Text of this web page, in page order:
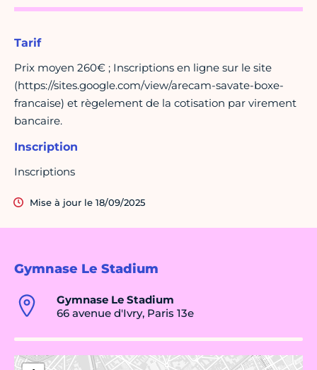
Gymnase Le Stadium
Gymnase Le Stadium
66 avenue d'Ivry, Paris 13e
Tarif
Prix moyen 260€ ; Inscriptions en ligne sur le site
(https://sites.google.com/view/arecam-savate-boxe-
francaise) et règelement de la cotisation par virement
bancaire.
Inscription
Inscriptions
Mise à jour le 18/09/2025